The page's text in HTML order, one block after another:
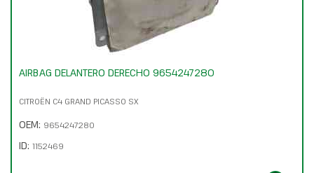
AIRBAG DELANTERO DERECHO 9654247280
CITROËN C4 GRAND PICASSO SX
OEM: 9654247280
ID: 1152469